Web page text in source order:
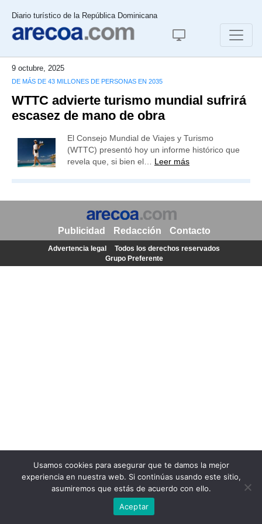
Diario turístico de la República Dominicana
9 octubre, 2025
DE MÁS DE 43 MILLONES DE PERSONAS EN 2035
WTTC advierte turismo mundial sufrirá
escasez de mano de obra
El Consejo Mundial de Viajes y Turismo
(WTTC) presentó hoy un informe histórico que
revela que, si bien el… Leer más
Usamos cookies para asegurar que te damos la mejor
experiencia en nuestra web. Si continúas usando este sitio,
asumiremos que estás de acuerdo con ello.
Aceptar
Publicidad Redacción Contacto
Advertencia legal
Todos los derechos reservados
Grupo Preferente